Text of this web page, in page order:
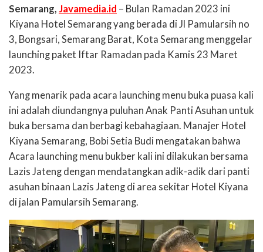
Semarang, Javamedia.id – Bulan Ramadan 2023 ini
Kiyana Hotel Semarang yang berada di Jl Pamularsih no
3, Bongsari, Semarang Barat, Kota Semarang menggelar
launching paket Iftar Ramadan pada Kamis 23 Maret
2023.
Yang menarik pada acara launching menu buka puasa kali
ini adalah diundangnya puluhan Anak Panti Asuhan untuk
buka bersama dan berbagi kebahagiaan. Manajer Hotel
Kiyana Semarang, Bobi Setia Budi mengatakan bahwa
Acara launching menu bukber kali ini dilakukan bersama
Lazis Jateng dengan mendatangkan adik-adik dari panti
asuhan binaan Lazis Jateng di area sekitar Hotel Kiyana
di jalan Pamularsih Semarang.